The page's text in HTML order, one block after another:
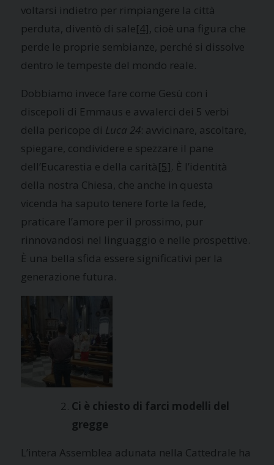
voltarsi indietro per rimpiangere la città
perduta, diventò di sale[4], cioè una figura che
perde le proprie sembianze, perché si dissolve
dentro le tempeste del mondo reale.
Dobbiamo invece fare come Gesù con i
discepoli di Emmaus e avvalerci dei 5 verbi
della pericope di Luca 24: avvicinare, ascoltare,
spiegare, condividere e spezzare il pane
dell’Eucarestia e della carità[5]. È l’identità
della nostra Chiesa, che anche in questa
vicenda ha saputo tenere forte la fede,
praticare l’amore per il prossimo, pur
rinnovandosi nel linguaggio e nelle prospettive.
È una bella sfida essere significativi per la
generazione futura.
Ci è chiesto di farci modelli del
gregge
L’intera Assemblea adunata nella Cattedrale ha